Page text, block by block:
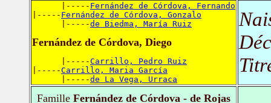
      |-----
Fernández de Córdova, Fernando
|----- Fernández de Córdova, Gonzalo
      |-----
de Biedma, María Ruiz
Fernández de Córdova, Diego
      |-----
Carrillo, Pedro Ruiz
|-----Carrillo, Maria García
      |-----
de La Vega, Urraca
Famille Fernández de Córdova - de Rojas